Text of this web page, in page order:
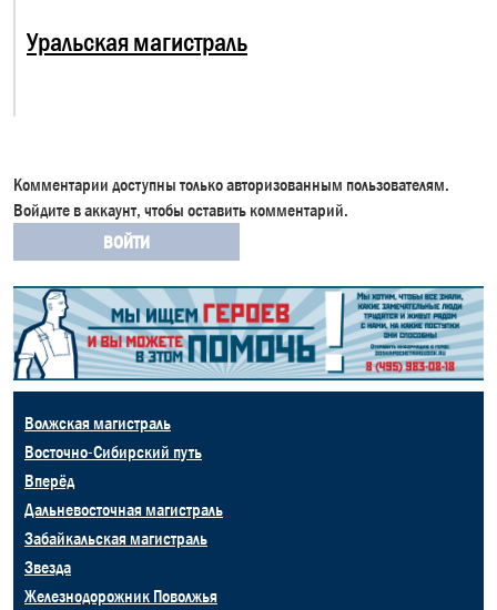
Уральская магистраль
Комментарии доступны только авторизованным пользователям.
Войдите в аккаунт, чтобы оставить комментарий.
ВОЙТИ
Волжская магистраль
Восточно-Сибирский путь
Вперёд
Дальневосточная магистраль
Забайкальская магистраль
Звезда
Железнодорожник Поволжья